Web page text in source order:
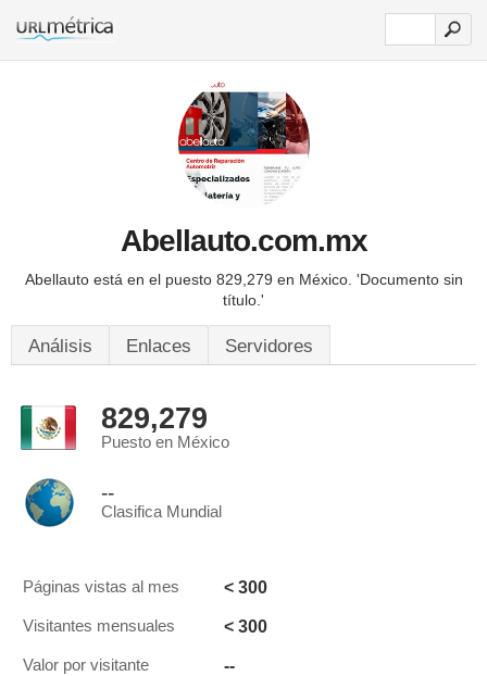
Abellauto.com.mx
Abellauto está en el puesto 829,279 en México. 'Documento sin
título.'
Análisis Enlaces Servidores
829,279
Puesto en México
--
Clasifica Mundial
Páginas vistas al mes < 300
Visitantes mensuales < 300
Valor por visitante --